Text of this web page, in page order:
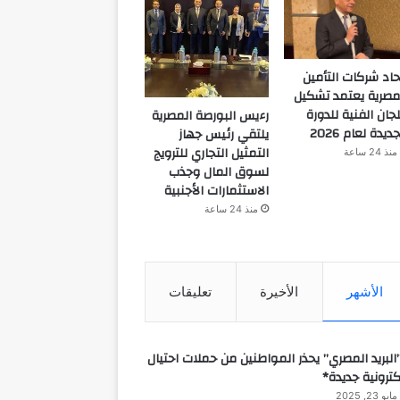
شركات التأمين
يعتمد تشكيل
الفنية للدورة
لعام 2026
منذ 24 ساعة
رءيس البورصة المصرية
يلتقي رئيس جهاز
التمثيل التجاري للترويج
لسوق المال وجذب
الاستثمارات الأجنبية
منذ 24 ساعة
الأشهر الأخيرة تعليقات
المصري” يحذر المواطنين من حملات احتيال
جديدة*
مايو 23, 2025